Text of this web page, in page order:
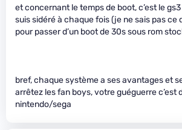
et concernant le temps de boot, c’est le
suis sidéré à chaque fois (je ne sais pas ce
pour passer d’un boot de 30s sous rom
bref, chaque système a ses avantages et
arrêtez les fan boys, votre guéguerre c’est
nintendo/sega